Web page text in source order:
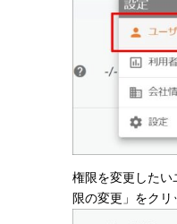
権限を変更したい
限の変更」をクリ